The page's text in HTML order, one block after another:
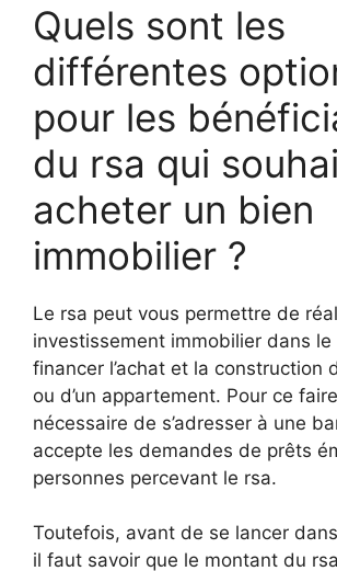
Quels sont les
différentes
pour les
du rsa qui
acheter un bien
immobilier ?
Le rsa peut vous permettre de
investissement immobilier dans
financer l’achat et la construction
ou d’un appartement. Pour ce
nécessaire de s’adresser à une
accepte les demandes de prêts
personnes percevant le rsa.
Toutefois, avant de se lancer
il faut savoir que le montant du